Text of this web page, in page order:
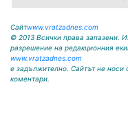
Сайтwww.vratzadnes.com
© 2013 Всички права запазени.
разрешение на редакционния
www.vratzadnes.com
е задължително. Сайтът не носи
коментари.